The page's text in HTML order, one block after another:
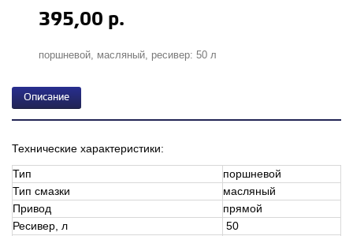
395,00 р.
поршневой, масляный, ресивер: 50 л
Описание
Технические характеристики:
Тип
поршневой
Тип смазки
масляный
Привод
прямой
Ресивер, л
50